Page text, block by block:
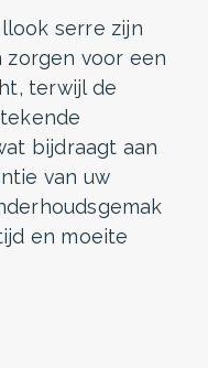
serre zijn
zorgen voor een
terwijl de
bijdraagt aan
van uw
en moeite